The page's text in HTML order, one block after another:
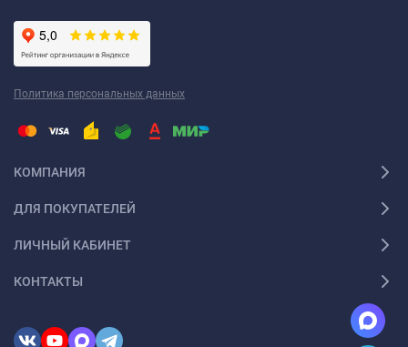
Политика персональных данных
КОМПАНИЯ
ДЛЯ ПОКУПАТЕЛЕЙ
ЛИЧНЫЙ КАБИНЕТ
КОНТАКТЫ